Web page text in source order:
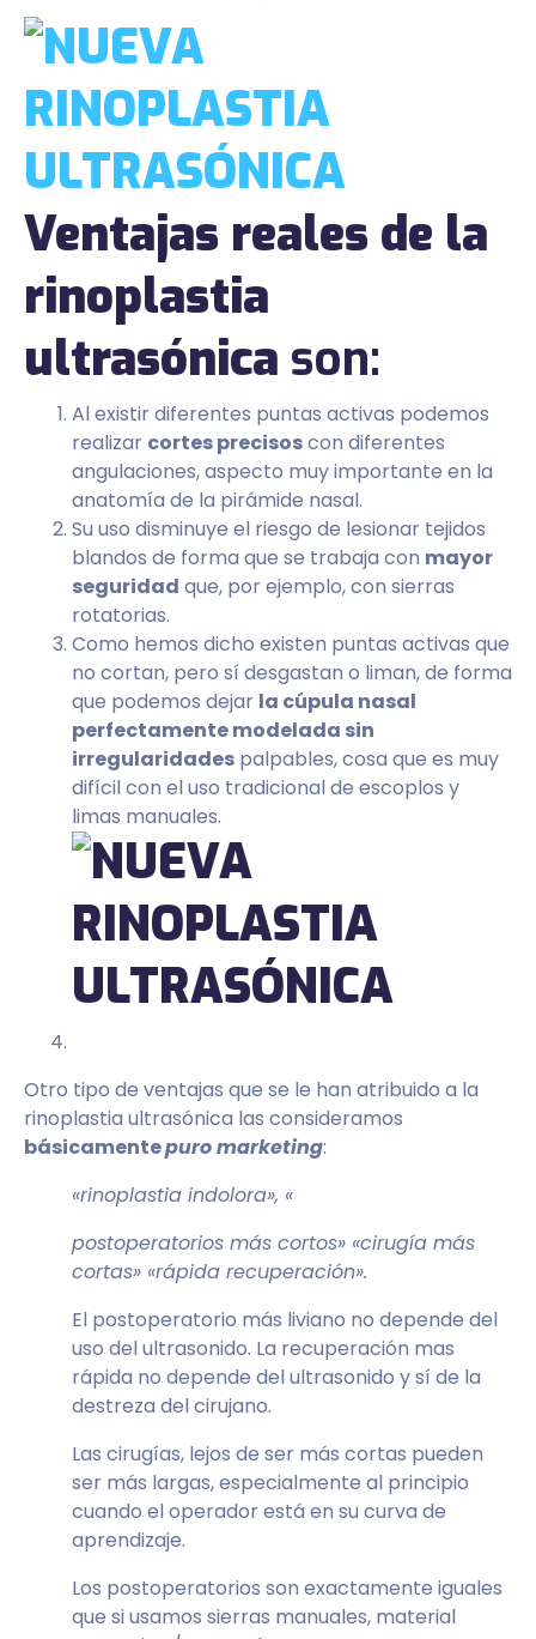
Ventajas reales de la
rinoplastia
ultrasónica son:
Al existir diferentes puntas activas podemos
realizar cortes precisoscon diferentes
angulaciones, aspecto muy importante en la
anatomía de la pirámide nasal.
Su uso disminuye el riesgo de lesionar tejidos
blandos de forma que se trabaja con mayor
seguridad que, por ejemplo, con sierras
rotatorias.
Como hemos dicho existen puntas activas que
no cortan, pero sí desgastan o liman, de forma
que podemos dejar la cúpula nasal
perfectamente modelada sin
irregularidades palpables, cosa que es muy
difícil con el uso tradicional de escoplos y
limas manuales.
Otro tipo de ventajas que se le han atribuido a la
rinoplastia ultrasónica las consideramos
básicamentepuro marketing:
«rinoplastia indolora», «
postoperatorios más cortos» «cirugía más
cortas» «rápida recuperación».
El postoperatorio más liviano no depende del
uso del ultrasonido. La recuperación mas
rápida no depende del ultrasonido y sí de la
destreza del cirujano.
Las cirugías, lejos de ser más cortas pueden
ser más largas, especialmente al principio
cuando el operador está en su curva de
aprendizaje.
Los postoperatorios son exactamente iguales
que si usamos sierras manuales, material